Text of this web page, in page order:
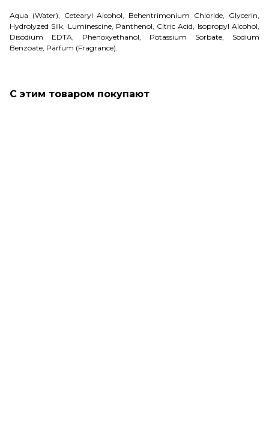
Aqua (Water), Cetearyl Alcohol, Behentrimonium Chloride, Glycerin,
Hydrolyzed Silk, Luminescine, Panthenol, Citric Acid, Isopropyl Alcohol,
Disodium EDTA, Phenoxyethanol, Potassium Sorbate, Sodium
Benzoate, Parfum (Fragrance).
С этим товаром покупают